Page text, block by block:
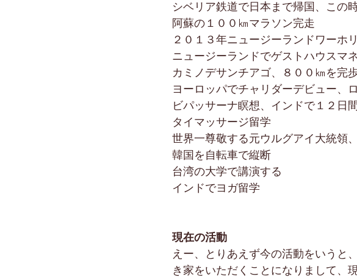
シベリア鉄道で日本まで帰国、この
阿蘇の１００㎞マラソン完走
２０１３年ニュージーランドワーホリ
ニュージーランドでゲストハウスマ
カミノデサンチアゴ、８００㎞を完
ヨーロッパでチャリダーデビュー、
ビパッサーナ瞑想、インドで１２日
タイマッサージ留学
世界一尊敬する元ウルグアイ大統領
韓国を自転車で縦断
台湾の大学で講演する
インドでヨガ留学
現在の活動
えー、とりあえず今の活動をいうと
き家をいただくことになりまして、